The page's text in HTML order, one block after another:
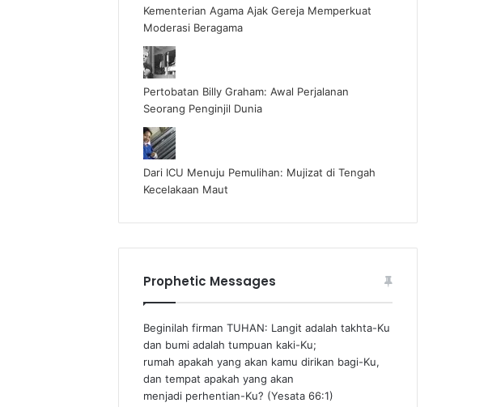
Kementerian Agama Ajak Gereja Memperkuat
Moderasi Beragama
Pertobatan Billy Graham: Awal Perjalanan
Seorang Penginjil Dunia
Dari ICU Menuju Pemulihan: Mujizat di Tengah
Kecelakaan Maut
Prophetic Messages
Beginilah firman TUHAN: Langit adalah takhta-Ku
dan bumi adalah tumpuan kaki-Ku;
rumah apakah yang akan kamu dirikan bagi-Ku,
dan tempat apakah yang akan
menjadi perhentian-Ku? (Yesata 66:1) ‪